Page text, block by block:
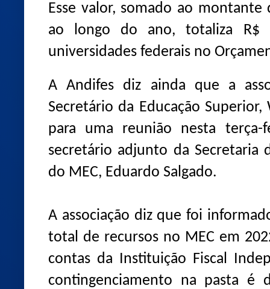
Esse valor, somado ao
ao longo do ano, totaliza R$
universidades federais no
A Andifes diz ainda que a
Secretário da Educação Superior,
para uma reunião nesta
secretário adjunto da Secretaria
do MEC, Eduardo Salgado.
A associação diz que foi
total de recursos no MEC em
contas da Instituição Fiscal
contingenciamento na pasta é